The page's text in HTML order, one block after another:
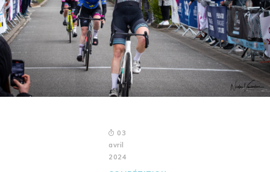
03
avril
2024